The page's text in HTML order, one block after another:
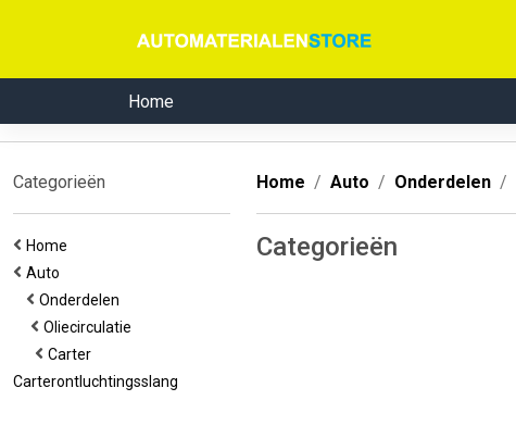
Home
Categorieën
Home
Auto
Onderdelen
Oliecirculatie
Carter
Carterontluchtingsslang
Home Auto Onderdelen
Categorieën